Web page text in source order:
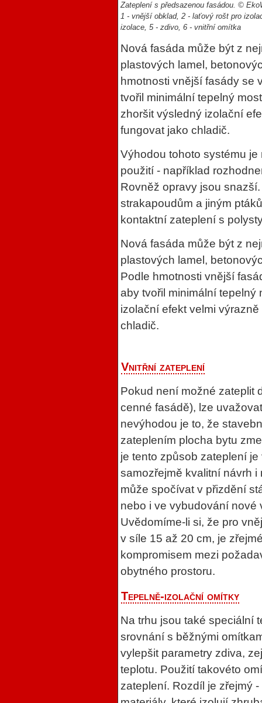
Zateplení s předsazenou fasádou. ©
1 - vnější obklad, 2 - laťový rošt pro
izolace, 5 - zdivo, 6 - vnitřní omítka
Nová fasáda může být z
plastových lamel,
hmotnosti vnější fasády se
tvořil minimální tepelný
zhoršit výsledný izolační
fungovat jako chladič.
Výhodou tohoto systému
použití - například
Rovněž opravy jsou
strakapoudům a jiným
kontaktní zateplení s
Nová fasáda může být z
plastových lamel,
Podle hmotnosti vnější
aby tvořil minimální tepelný
izolační efekt velmi
chladič.
Vnitřní zateplení
Pokud není možné zateplit
cenné fasádě), lze
nevýhodou je to, že
zateplením plocha bytu
je tento způsob zateplení
samozřejmě kvalitní návrh
může spočívat v přizdění
nebo i ve vybudování nové
Uvědomíme-li si, že pro
v síle 15 až 20 cm, je
kompromisem mezi
obytného prostoru.
Tepelně-izolační omítky
Na trhu jsou také speciální
srovnání s běžnými
vylepšit parametry zdiva,
teplotu. Použití takovéto
zateplení. Rozdíl je zřejmý